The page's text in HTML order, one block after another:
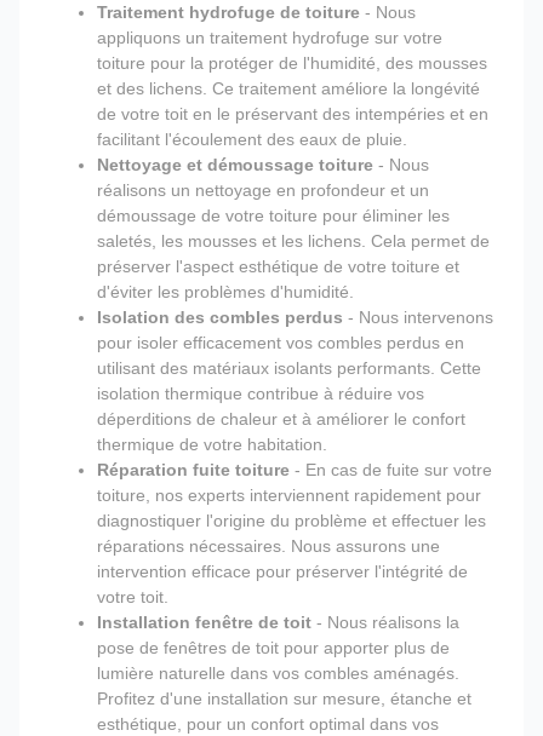
Traitement hydrofuge de toiture - Nous
appliquons un traitement hydrofuge sur votre
toiture pour la protéger de l'humidité, des mousses
et des lichens. Ce traitement améliore la longévité
de votre toit en le préservant des intempéries et en
facilitant l'écoulement des eaux de pluie.
Nettoyage et démoussage toiture - Nous
réalisons un nettoyage en profondeur et un
démoussage de votre toiture pour éliminer les
saletés, les mousses et les lichens. Cela permet de
préserver l'aspect esthétique de votre toiture et
d'éviter les problèmes d'humidité.
Isolation des combles perdus - Nous intervenons
pour isoler efficacement vos combles perdus en
utilisant des matériaux isolants performants. Cette
isolation thermique contribue à réduire vos
déperditions de chaleur et à améliorer le confort
thermique de votre habitation.
Réparation fuite toiture - En cas de fuite sur votre
toiture, nos experts interviennent rapidement pour
diagnostiquer l'origine du problème et effectuer les
réparations nécessaires. Nous assurons une
intervention efficace pour préserver l'intégrité de
votre toit.
Installation fenêtre de toit - Nous réalisons la
pose de fenêtres de toit pour apporter plus de
lumière naturelle dans vos combles aménagés.
Profitez d'une installation sur mesure, étanche et
esthétique, pour un confort optimal dans vos